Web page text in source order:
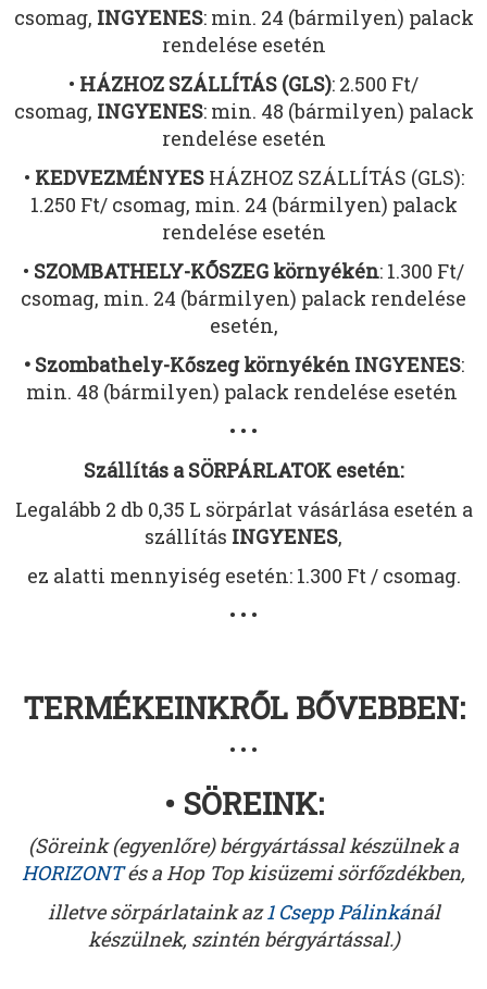
csomag, INGYENES: min. 24 (bármilyen) palack
rendelése esetén
• HÁZHOZ SZÁLLÍTÁS (GLS): 2.500 Ft/
csomag, INGYENES: min. 48 (bármilyen) palack
rendelése esetén
• KEDVEZMÉNYES HÁZHOZ SZÁLLÍTÁS (GLS):
1.250 Ft/ csomag, min. 24 (bármilyen) palack
rendelése esetén
• SZOMBATHELY-KŐSZEG környékén: 1.300 Ft/
csomag, min. 24 (bármilyen) palack rendelése
esetén,
• Szombathely-Kőszeg környékén INGYENES:
min. 48 (bármilyen) palack rendelése esetén
• • •
Szállítás a SÖRPÁRLATOK esetén:
Legalább 2 db 0,35 L sörpárlat vásárlása esetén a
szállítás INGYENES,
ez alatti mennyiség esetén: 1.300 Ft / csomag.
• • •
TERMÉKEINKRŐL BŐVEBBEN:
• • •
• SÖREINK:
(Söreink (egyenlőre) bérgyártással készülnek a
HORIZONTés a Hop Top kisüzemi sörfőzdékben,
illetve sörpárlataink az1 Csepp Pálinkánál
készülnek, szintén bérgyártással.)